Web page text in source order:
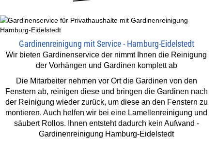
Gardinenreinigung mit Service - Hamburg-Eidelstedt
Wir bieten Gardinenservice der nimmt Ihnen die Reinigung
der Vorhängen und Gardinen komplett ab
Die Mitarbeiter nehmen vor Ort die Gardinen von den
Fenstern ab, reinigen diese und bringen die Gardinen nach
der Reinigung wieder zurück, um diese an den Fenstern zu
montieren. Auch helfen wir bei eine Lamellenreinigung und
säubert Rollos. Ihnen entsteht dadurch kein Aufwand -
Gardinenreinigung Hamburg-Eidelstedt